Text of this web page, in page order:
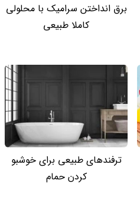
برق انداختن سرامیک با محلولی
کاملا طبیعی
ترفندهای طبیعی برای خوشبو
کردن حمام